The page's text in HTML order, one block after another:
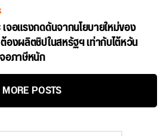
เจอแรงกดดันจากนโยบายใหม่ของ
องผลิตชิปในสหรัฐฯ เท่ากับไต้หวัน
อภาษีหนัก
MORE POSTS